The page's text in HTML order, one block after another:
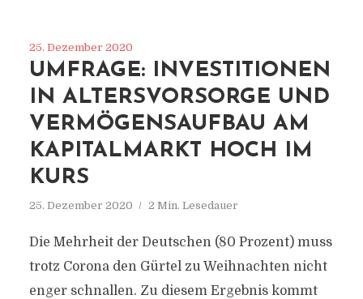
25. Dezember 2020
UMFRAGE: INVESTITIONEN
IN ALTERSVORSORGE UND
VERMÖGENSAUFBAU AM
KAPITALMARKT HOCH IM
KURS
25. Dezember 2020 2 Min. Lesedauer
Die Mehrheit der Deutschen (80 Prozent) muss
trotz Corona den Gürtel zu Weihnachten nicht
enger schnallen. Zu diesem Ergebnis kommt